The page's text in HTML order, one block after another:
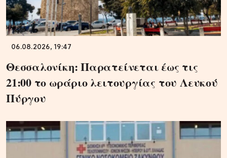
06.08.2026, 19:47
Θεσσαλονίκη: Παρατείνεται έως τις
21:00 το ωράριο λειτουργίας του Λευκού
Πύργου